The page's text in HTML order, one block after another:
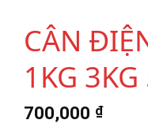
CÂN
1KG 3KG
700,000 ₫